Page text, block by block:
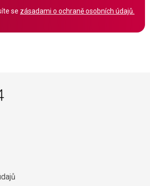
se zásadami o ochraně osobních údajů.